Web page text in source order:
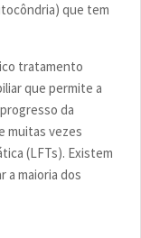
que tem
tratamento
que permite a
da
muitas vezes
(LFTs). Existem
a maioria dos